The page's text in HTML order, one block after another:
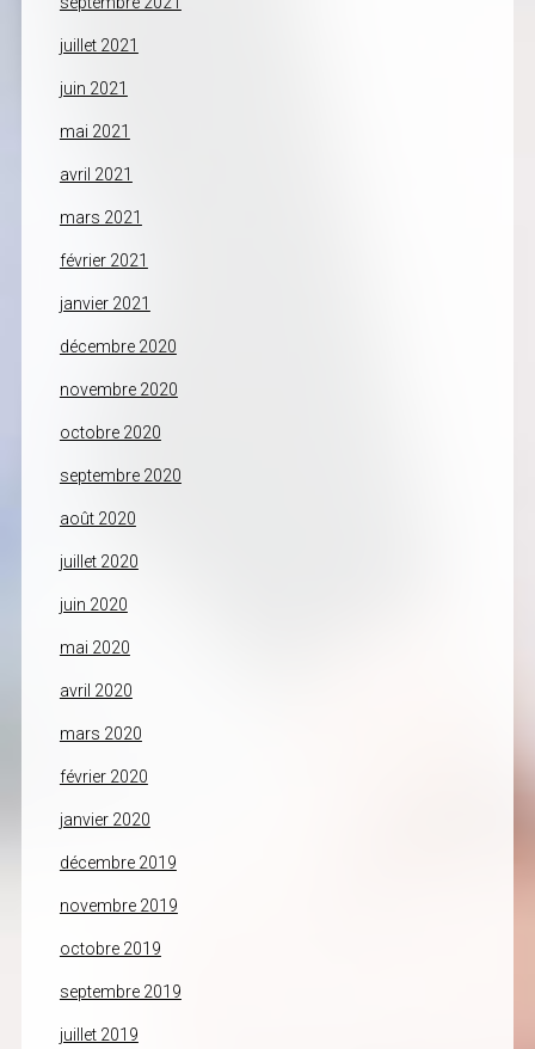
juillet 2021
juin 2021
mai 2021
avril 2021
mars 2021
février 2021
janvier 2021
décembre 2020
novembre 2020
octobre 2020
septembre 2020
août 2020
juillet 2020
juin 2020
mai 2020
avril 2020
mars 2020
février 2020
janvier 2020
décembre 2019
novembre 2019
octobre 2019
septembre 2019
juillet 2019